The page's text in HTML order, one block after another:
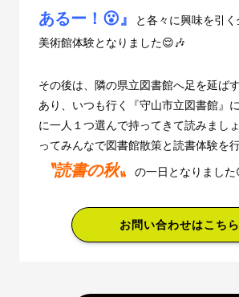
あるー！😮』
と各々に興味を引
美術館体験となりました😌🎶
その後は、隣の県立図書館へ足を延ば
あり、いつも行く『守山市立図書館』
に一人１つ選んで持ってきて読みまし
ってみんなで図書館散策と読書体験を
〝読書の秋〟 の一日となりまし
お問い合わせはこちら